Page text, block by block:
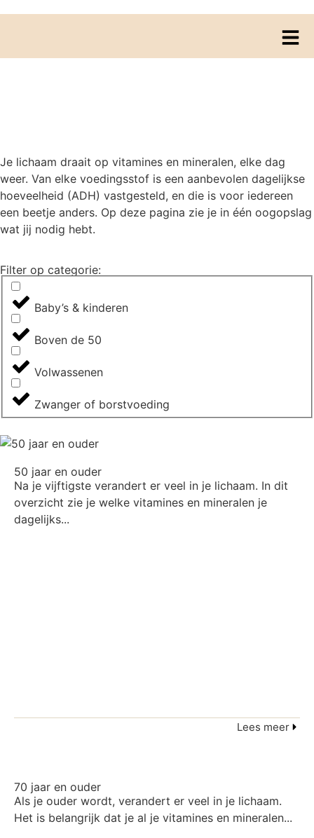
Je lichaam draait op vitamines en mineralen, elke dag
weer. Van elke voedingsstof is een aanbevolen dagelijkse
hoeveelheid (ADH) vastgesteld, en die is voor iedereen
een beetje anders. Op deze pagina zie je in één oogopslag
wat jij nodig hebt.
Filter op categorie:
Baby’s & kinderen
Boven de 50
Volwassenen
Zwanger of borstvoeding
50 jaar en ouder
Na je vijftigste verandert er veel in je lichaam. In dit
overzicht zie je welke vitamines en mineralen je
dagelijks...
Lees meer
70 jaar en ouder
Als je ouder wordt, verandert er veel in je lichaam.
Het is belangrijk dat je al je vitamines en mineralen...